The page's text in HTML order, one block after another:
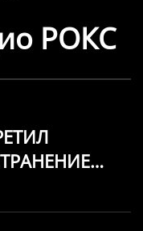
РОКС